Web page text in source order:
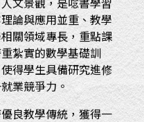
文景觀，是唸書學習
論與應用並重、教學
關領域專長，重點課
紮實的數學基礎訓
得學生具備研究進修
業競爭力。
良教學傳統，獲得一